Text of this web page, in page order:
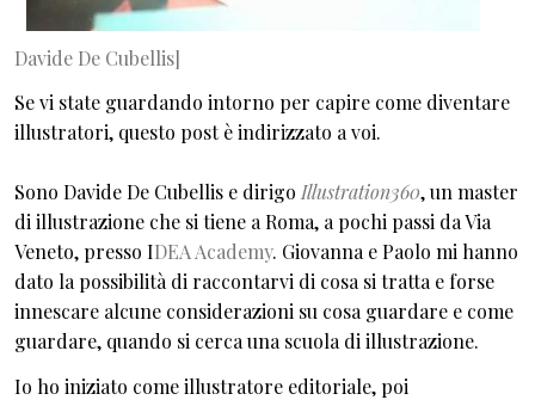
Davide De Cubellis]
Se vi state guardando intorno per capire come diventare
illustratori, questo post è indirizzato a voi.
Sono Davide De Cubellis e dirigo Illustration360, un master
di illustrazione che si tiene a Roma, a pochi passi da Via
Veneto, presso IDEA Academy. Giovanna e Paolo mi hanno
dato la possibilità di raccontarvi di cosa si tratta e forse
innescare alcune considerazioni su cosa guardare e come
guardare, quando si cerca una scuola di illustrazione.
Io ho iniziato come illustratore editoriale, poi